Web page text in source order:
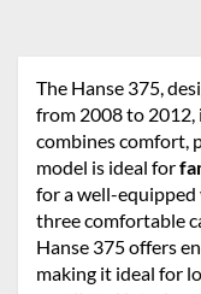
The Hanse 375,
from 2008 to 2012,
combines comfort,
model is ideal for
for a well-
three comfortable
Hanse 375 offers
making it ideal for